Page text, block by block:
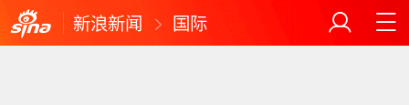
新浪新闻 国际